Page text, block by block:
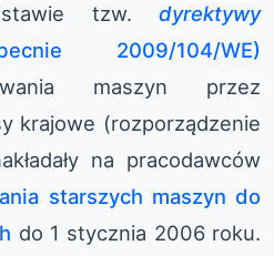
tzw. dyrektywy
2009/104/WE)
maszyn przez
krajowe (rozporządzenie
na pracodawców
starszych maszyn do
do 1 stycznia 2006 roku.